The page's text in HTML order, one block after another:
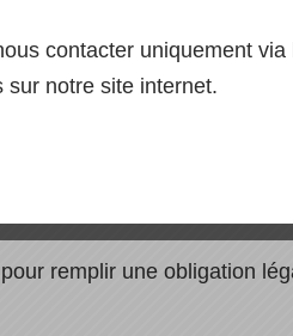
données à caractère
qu’elles sont
point b) RGPD constitue la
remplir une obligation
contacter uniquement via
sur notre site internet.